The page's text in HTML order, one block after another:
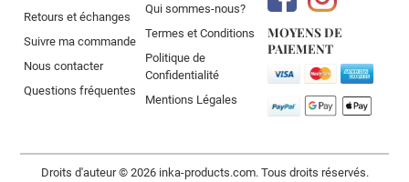
Retours et échanges
Suivre ma commande
Nous contacter
Questions fréquentes
Qui sommes-nous?
Termes et Conditions
Politique de
Confidentialité
Mentions Légales
MOYENS DE
PAIEMENT
Droits d'auteur © 2026 inka-products.com. Tous droits réservés.